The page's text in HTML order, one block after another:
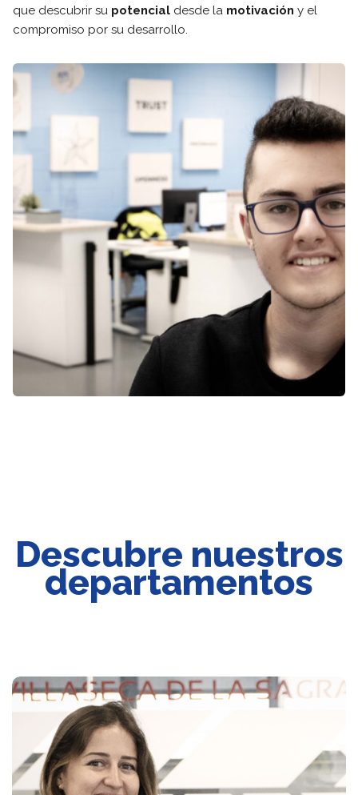
que descubrir su potencial desde la motivación y el
compromiso por su desarrollo.
Descubre nuestros
departamentos